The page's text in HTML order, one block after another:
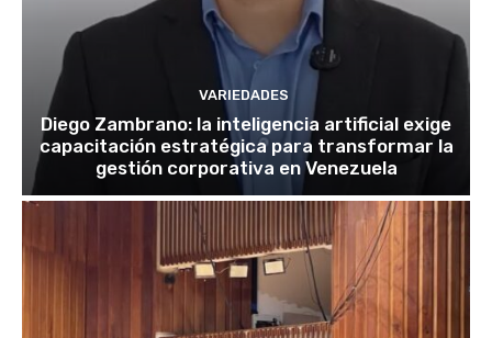
VARIEDADES
Diego Zambrano: la inteligencia artificial exige
capacitación estratégica para transformar la
gestión corporativa en Venezuela